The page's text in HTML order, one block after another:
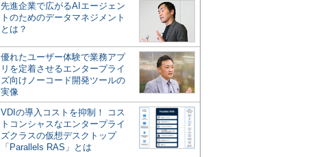
先進企業で広がるAIエージェン
トのためのデータマネジメント
とは？
優れたユーザー体験で業務アプ
リを定着させるエンタープライ
ズ向けノーコード開発ツールの
実像
VDIの導入コストを抑制！ コス
トコンシャスなエンタープライ
ズクラスの仮想デスクトップ
「Parallels RAS」とは